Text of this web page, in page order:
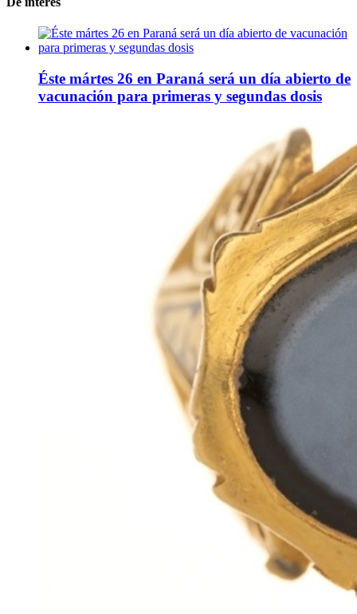
Éste mártes 26 en Paraná será un día abierto de
vacunación para primeras y segundas dosis